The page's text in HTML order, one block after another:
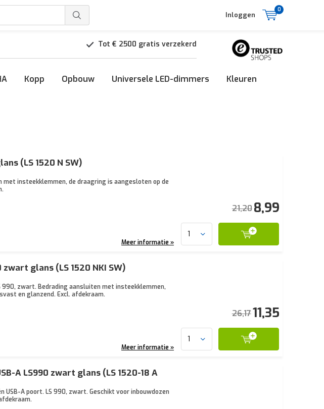
Inloggen
0
Tot € 2500 gratis verzekerd
Kopp Opbouw Universele LED-dimmers Kleuren
(LS 1520 N SW)
insteekklemmen, de draagring is aangesloten op de
21,208,99
Meer informatie »
glans (LS 1520 NKI SW)
990, zwart. Bedrading aansluiten met insteekklemmen,
en glanzend. Excl. afdekraam.
26,1711,35
Meer informatie »
A LS990 zwart glans (LS 1520-18 A
USB-A poort. LS 990, zwart. Geschikt voor inbouwdozen